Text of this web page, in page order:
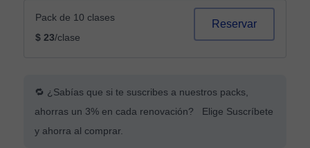
Pack de 10 clases
$ 23/clase
Reservar
🔁 ¿Sabías que si te suscribes a nuestros packs,
ahorras un 3% en cada renovación? Elige Suscríbete
y ahorra al comprar.